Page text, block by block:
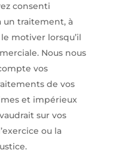
consenti
un traitement, à
motiver lorsqu’il
Nous nous
vos
de vos
et impérieux
sur vos
ou la